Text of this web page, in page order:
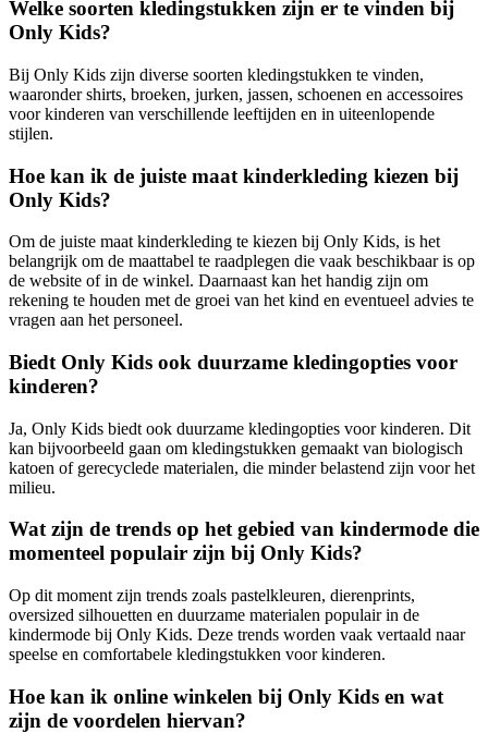
Welke soorten kledingstukken zijn er te vinden bij
Only Kids?
Bij Only Kids zijn diverse soorten kledingstukken te vinden,
waaronder shirts, broeken, jurken, jassen, schoenen en accessoires
voor kinderen van verschillende leeftijden en in uiteenlopende
stijlen.
Hoe kan ik de juiste maat kinderkleding kiezen bij
Only Kids?
Om de juiste maat kinderkleding te kiezen bij Only Kids, is het
belangrijk om de maattabel te raadplegen die vaak beschikbaar is op
de website of in de winkel. Daarnaast kan het handig zijn om
rekening te houden met de groei van het kind en eventueel advies te
vragen aan het personeel.
Biedt Only Kids ook duurzame kledingopties voor
kinderen?
Ja, Only Kids biedt ook duurzame kledingopties voor kinderen. Dit
kan bijvoorbeeld gaan om kledingstukken gemaakt van biologisch
katoen of gerecyclede materialen, die minder belastend zijn voor het
milieu.
Wat zijn de trends op het gebied van kindermode die
momenteel populair zijn bij Only Kids?
Op dit moment zijn trends zoals pastelkleuren, dierenprints,
oversized silhouetten en duurzame materialen populair in de
kindermode bij Only Kids. Deze trends worden vaak vertaald naar
speelse en comfortabele kledingstukken voor kinderen.
Hoe kan ik online winkelen bij Only Kids en wat
zijn de voordelen hiervan?